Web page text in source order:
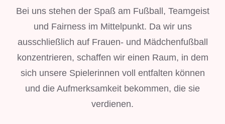
Bei uns stehen der Spaß am Fußball, Teamgeist
und Fairness im Mittelpunkt. Da wir uns
ausschließlich auf Frauen- und Mädchenfußball
konzentrieren, schaffen wir einen Raum, in dem
sich unsere Spielerinnen voll entfalten können
und die Aufmerksamkeit bekommen, die sie
verdienen.